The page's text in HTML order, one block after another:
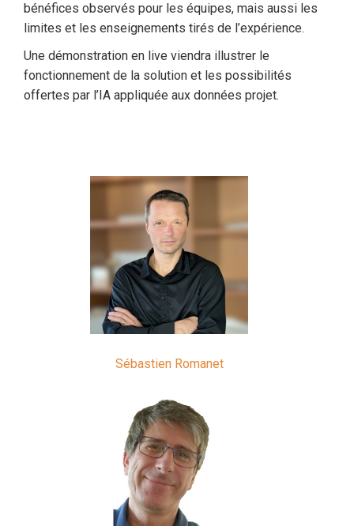
bénéfices observés pour les équipes, mais aussi les
limites et les enseignements tirés de l’expérience.
Une démonstration en live viendra illustrer le
fonctionnement de la solution et les possibilités
offertes par l’IA appliquée aux données projet.
Sébastien Romanet